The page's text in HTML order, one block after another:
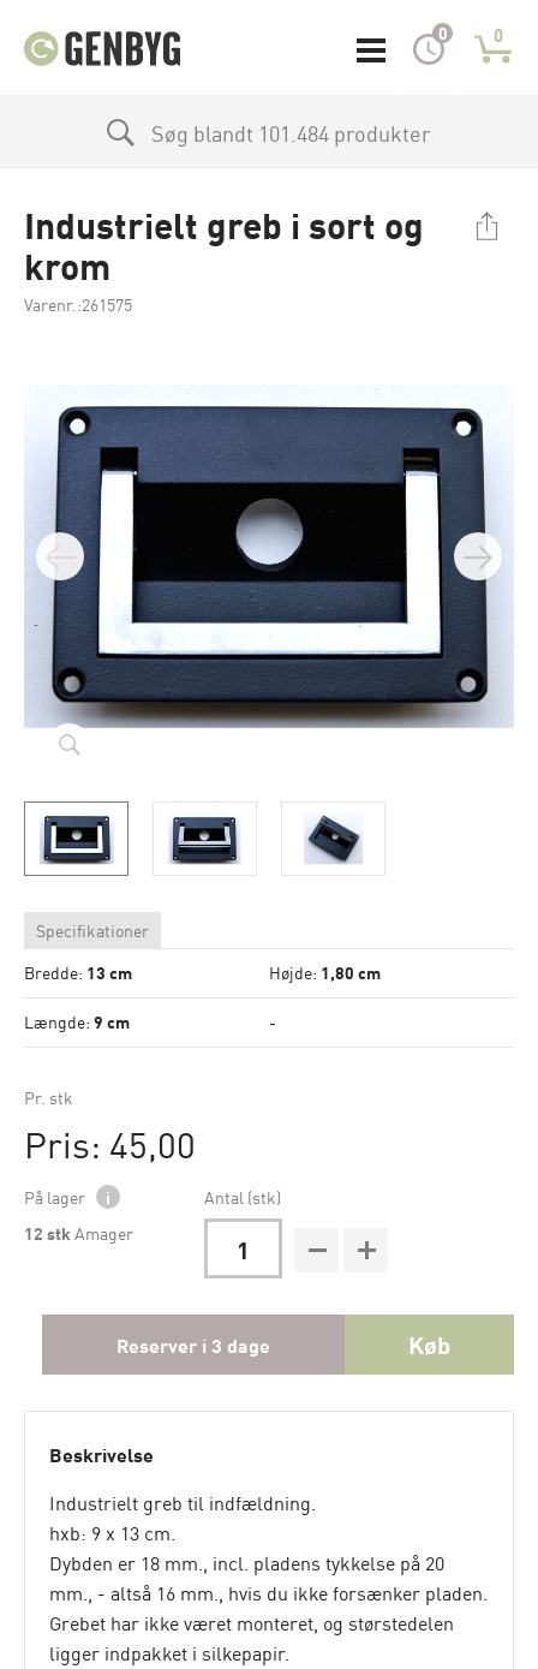
0 0
Søg blandt 101.484 produkter
Industrielt greb i sort og
krom
Varenr.:261575
Specifikationer
Bredde: 13 cm Højde: 1,80 cm
Længde: 9 cm -
Pr. stk
Pris: 45,00
På lager
i
12 stk Amager
Antal (stk)
Reserver i 3 dage Køb
Beskrivelse
Industrielt greb til indfældning.
hxb: 9 x 13 cm.
Dybden er 18 mm., incl. pladens tykkelse på 20
mm., - altså 16 mm., hvis du ikke forsænker pladen.
Grebet har ikke været monteret, og størstedelen
ligger indpakket i silkepapir.